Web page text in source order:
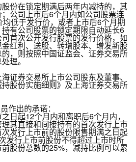
份在锁定期满后两年内减持的，其
公司上市后6个月内如公司股票连
低于发行价，或者上市后6个月期
有公司股票的锁定期限自动延长6
首次公开发行股票的发行价格，如
红利、送股、转增股本、增发新股
，则按照中国证监会、证券交易所
理。
证券交易所上市公司股东及董事、
股份实施细则》及上海证券交易所
作出的承诺：
日起12个月内和离职后6个月内，
其直接和间接持有的首次发行上市
发行上市前的股份限售期满之日起
发行上市前股份不得超过上市时所
股份总数的25%，减持比例可以累